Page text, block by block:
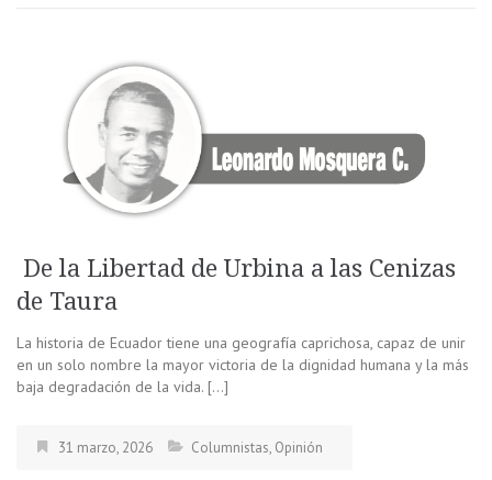
De la Libertad de Urbina a las Cenizas
de Taura
La historia de Ecuador tiene una geografía caprichosa, capaz de unir
en un solo nombre la mayor victoria de la dignidad humana y la más
baja degradación de la vida. […]
31 marzo, 2026 Columnistas, Opinión